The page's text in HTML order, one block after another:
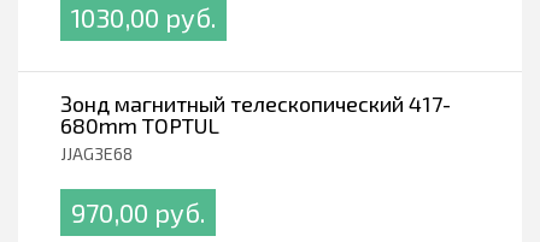
1030,00 pуб.
Зонд магнитный телескопический 417-
680mm TOPTUL
JJAG3E68
970,00 pуб.